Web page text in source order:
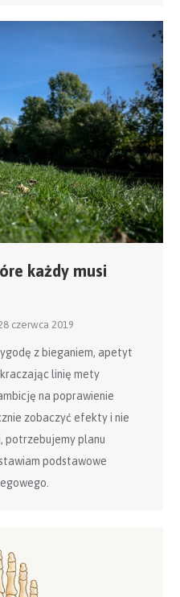
każdy musi
czerwca 2019
z bieganiem, apetyt
linię mety
na poprawienie
zobaczyć efekty i nie
potrzebujemy planu
podstawowe